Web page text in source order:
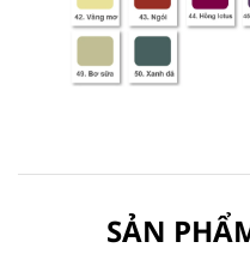
SẢN